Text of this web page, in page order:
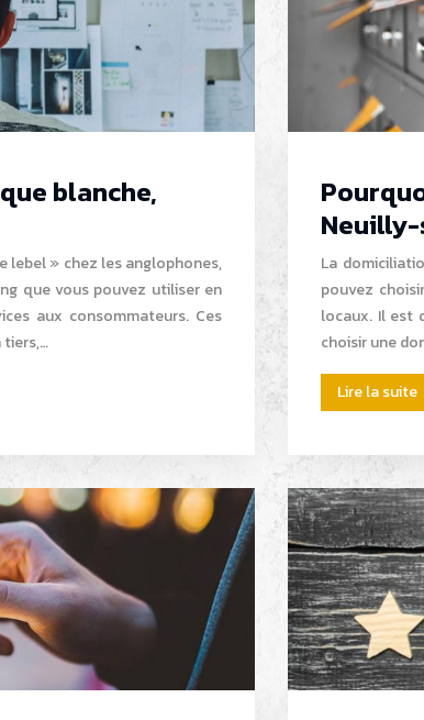
blanche,
lebel » chez les anglophones,
que vous pouvez utiliser en
aux consommateurs. Ces
Neuilly-
La
pouvez
locaux. Il est
choisir une
Lire la suite